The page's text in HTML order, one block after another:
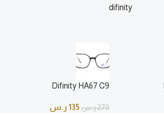
difinity
Difinity HA67 C9
270ر.س135 ر.س